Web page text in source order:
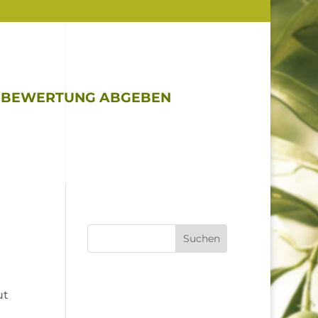
BEWERTUNG ABGEBEN
Suchen